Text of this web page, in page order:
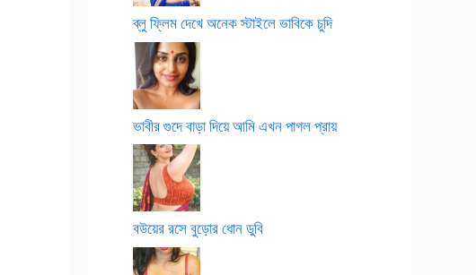
ব্লু ফ্লিম দেখে অনেক স্টাইলে ভাবিকে চুদি
ভাবীর গুদে বাড়া দিয়ে আমি এখন পাগল প্রায়
বউয়ের রসে বুড়োর ধোন ডুবি